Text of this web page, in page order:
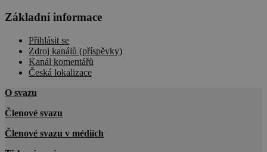
Základní informace
Přihlásit se
Zdroj kanálů (příspěvky)
Kanál komentářů
Česká lokalizace
O svazu
Členové svazu
Členové svazu v médiích